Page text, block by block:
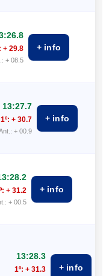
+ 29.8
+ 08.5
+ info
13:27.7
1º: + 30.7
+ 00.9
+ info
+ 31.2
+ 00.5
+ info
13:28.3
1º: + 31.3 + info